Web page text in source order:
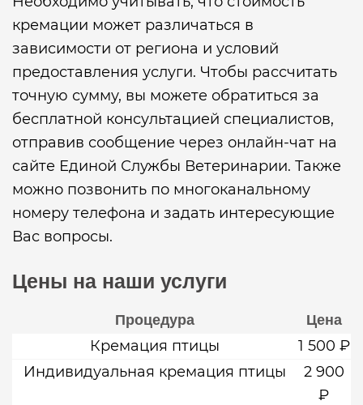
кремации может различаться в
зависимости от региона и условий
предоставления услуги. Чтобы рассчитать
точную сумму, вы можете обратиться за
бесплатной консультацией специалистов,
отправив сообщение через онлайн-чат на
сайте Единой Службы Ветеринарии. Также
можно позвонить по многоканальному
номеру телефона и задать интересующие
Вас вопросы.
Цены на наши услуги
Процедура Цена
Кремация птицы
1 500 ₽
Индивидуальная кремация птицы
2 900
₽